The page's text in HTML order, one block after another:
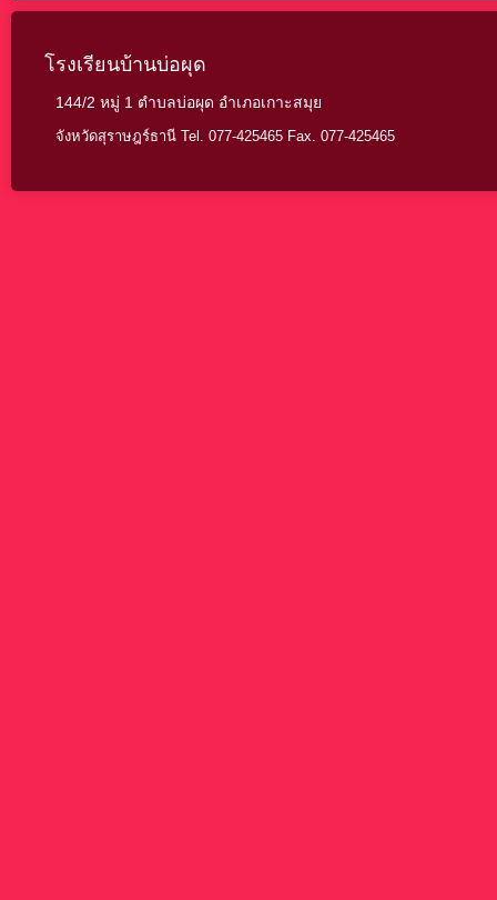
โรงเรียนบ้านบ่อผุด
144/2 หมู่ 1 ตำบลบ่อผุด อำเภอเกาะสมุย
จังหวัดสุราษฎร์ธานี Tel. 077-425465 Fax. 077-425465